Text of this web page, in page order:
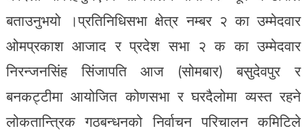
बताउनुभयो ।प्रतिनिधिसभा क्षेत्र नम्बर २ का उम्मेदवार
ओमप्रकाश आजाद र प्रदेश सभा २ क का उम्मेदवार
निरन्जनसिंह सिंजापति आज (सोमबार) बसुदेवपुर र
बनकट्टीमा आयोजित कोणसभा र घरदैलोमा व्यस्त रहने
लोकतान्त्रिक गठबन्धनको निर्वाचन परिचालन कमिटिले